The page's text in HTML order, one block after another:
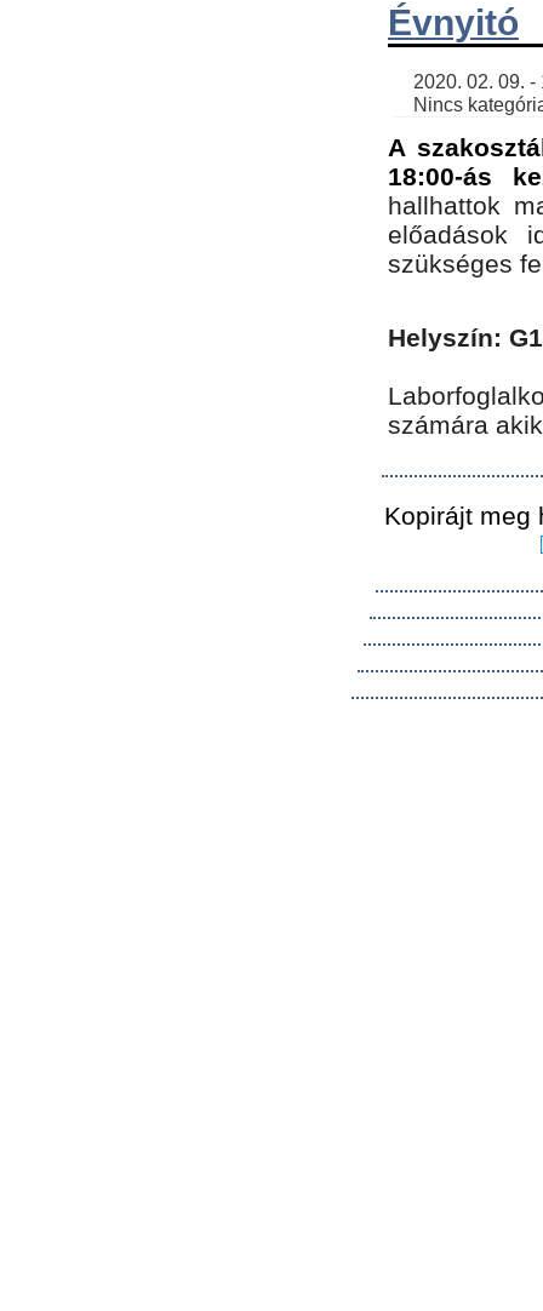
Évnyitó
Nincs
A
18:00-ás
hallhattok
előadások
szükséges
Helyszín:
számára
Kopirájt meg